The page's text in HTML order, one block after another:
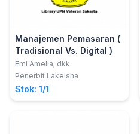
Manajemen Pemasaran (
Tradisional Vs. Digital )
Emi Amelia; dkk
Penerbit Lakeisha
Stok: 1/1